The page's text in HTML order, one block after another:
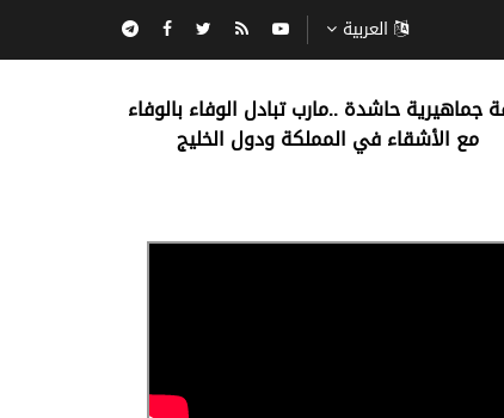
العربية
جماهيرية حاشدة ..مارب ‏تبادل الوفاء بالوفاء
مع الأشقاء في المملكة ودول الخليج